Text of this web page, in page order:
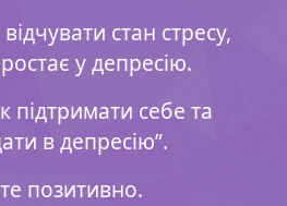
стан стресу,
у депресію.
підтримати себе та
в депресію”.
позитивно.